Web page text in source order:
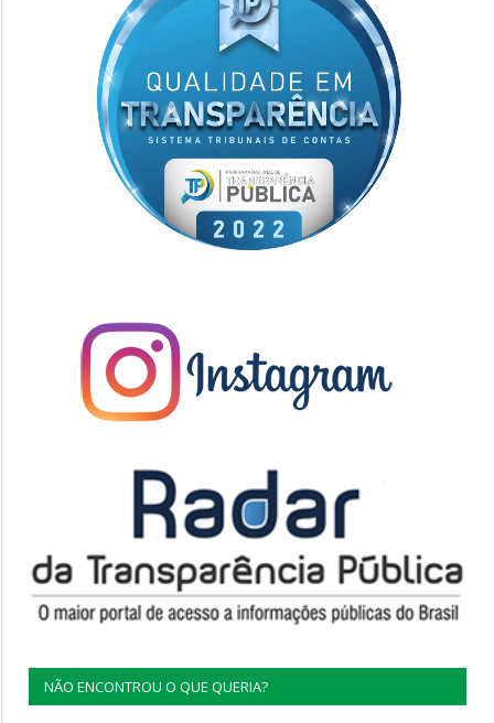
NÃO ENCONTROU O QUE QUERIA?